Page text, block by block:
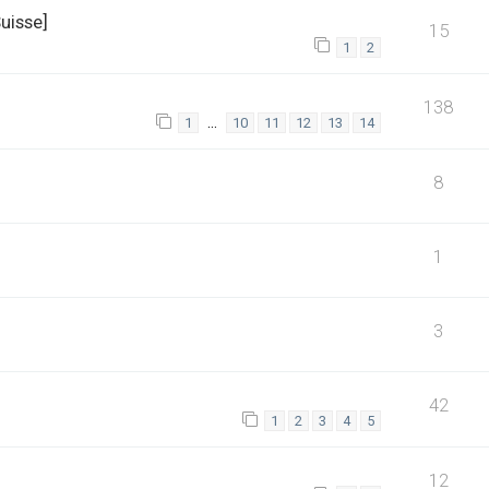
1 2
15
1 10 11 12 13 14
138
8
1
3
1 2 3 4 5
42
12